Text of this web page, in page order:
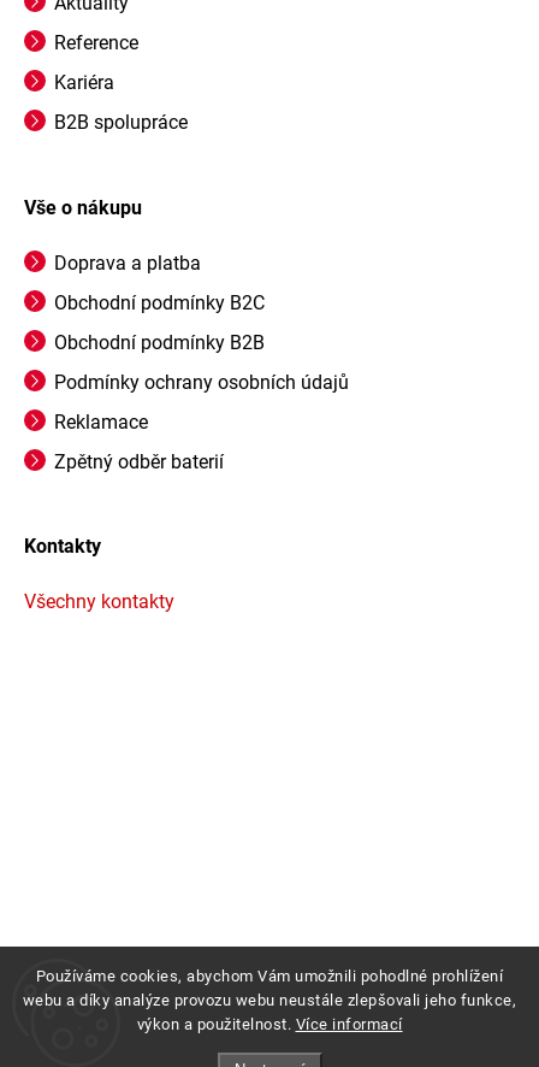
Používáme cookies, abychom Vám umožnili pohodlné prohlížení
webu a díky analýze provozu webu neustále zlepšovali jeho funkce,
výkon a použitelnost. Více informací
Reference
Kariéra
B2B spolupráce
Vše o nákupu
Doprava a platba
Obchodní podmínky B2C
Obchodní podmínky B2B
Podmínky ochrany osobních údajů
Reklamace
Zpětný odběr baterií
Kontakty
Všechny kontakty
Profigrass.cz. Všechna práva vyhrazena.